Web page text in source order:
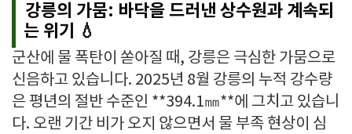
강릉의 가뭄: 바닥을 드러낸 상수원과 계속되
는 위기 💧
군산에 물 폭탄이 쏟아질 때, 강릉은 극심한 가뭄으로
신음하고 있습니다. 2025년 8월 강릉의 누적 강수량
은 평년의 절반 수준인 **394.1㎜**에 그치고 있습니
다. 오랜 기간 비가 오지 않으면서 물 부족 현상이 심